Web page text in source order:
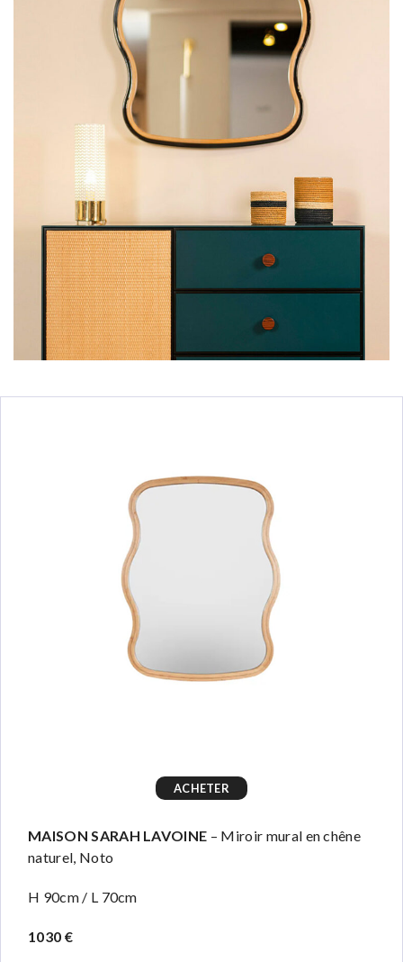
ACHETER
MAISON SARAH LAVOINE – Miroir mural en chêne
naturel, Noto
H 90cm / L 70cm
1030 €